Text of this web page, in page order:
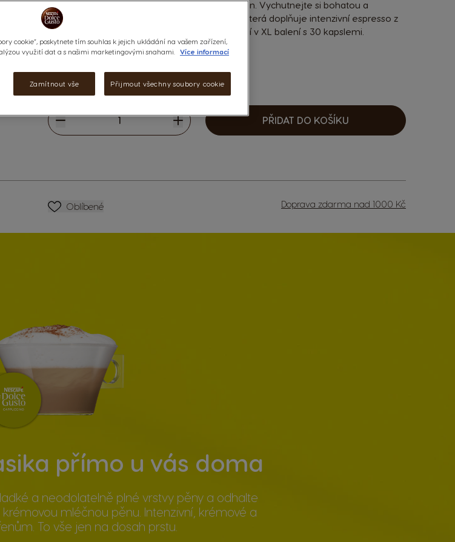
Italská klasika připravená během několika vteřin. Vychutnejte si bohatou a
krémovou vrstvu pěny z plnotučného mléka, která doplňuje intenzivní espresso z
prémiových zrn arabiky posílené robustou. Nyní v XL balení s 30 kapslemi.
Výživové údaje a složení
undefined
Nejnižší cena za posledních 30 dní: 189 KČ
Zvýšit
PŘIDAT DO KOŠÍKU
Doprava zdarma nad 1000 Kč
SEZNAM PŘÁNÍ
Oblíbené
přímo u vás doma
a neodolatelně plné vrstvy pěny a odhalte
mléčnou pěnu. Intenzivní, krémové a
To vše jen na dosah prstu.
cookie“, poskytnete tím souhlas k jejich ukládání na vašem zařízení,
využití dat a s našimi marketingovými snahami.
Více informací
Zamítnout vše Přijmout všechny soubory cookie